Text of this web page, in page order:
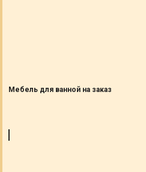
Мебель для ванной на заказ